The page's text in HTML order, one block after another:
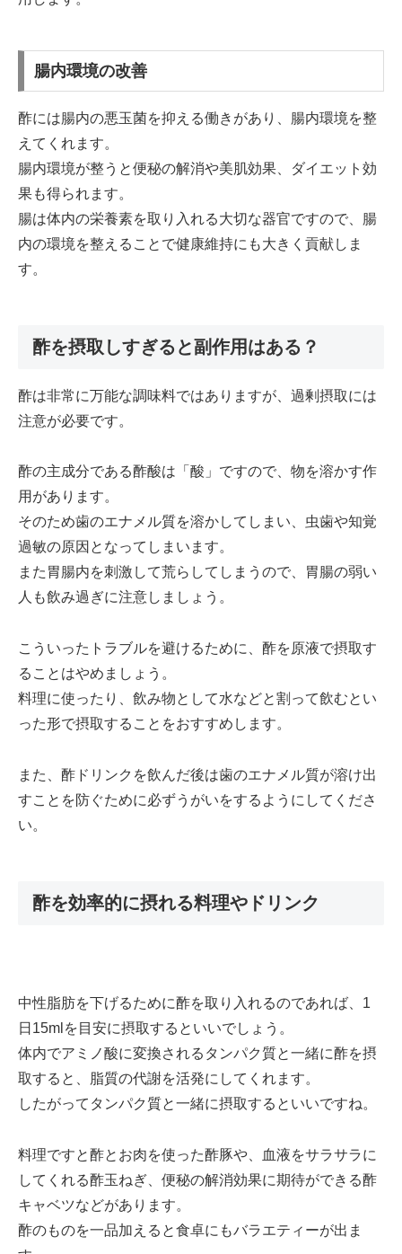
腸内環境の改善
酢には腸内の悪玉菌を抑える働きがあり、腸内環境を整
えてくれます。
腸内環境が整うと便秘の解消や美肌効果、ダイエット効
果も得られます。
腸は体内の栄養素を取り入れる大切な器官ですので、腸
内の環境を整えることで健康維持にも大きく貢献しま
す。
酢を摂取しすぎると副作用はある？
酢は非常に万能な調味料ではありますが、過剰摂取には
注意が必要です。
酢の主成分である酢酸は「酸」ですので、物を溶かす作
用があります。
そのため歯のエナメル質を溶かしてしまい、虫歯や知覚
過敏の原因となってしまいます。
また胃腸内を刺激して荒らしてしまうので、胃腸の弱い
人も飲み過ぎに注意しましょう。
こういったトラブルを避けるために、酢を原液で摂取す
ることはやめましょう。
料理に使ったり、飲み物として水などと割って飲むとい
った形で摂取することをおすすめします。
また、酢ドリンクを飲んだ後は歯のエナメル質が溶け出
すことを防ぐために必ずうがいをするようにしてくださ
い。
酢を効率的に摂れる料理やドリンク
中性脂肪を下げるために酢を取り入れるのであれば、1
日15mlを目安に摂取するといいでしょう。
体内でアミノ酸に変換されるタンパク質と一緒に酢を摂
取すると、脂質の代謝を活発にしてくれます。
したがってタンパク質と一緒に摂取するといいですね。
料理ですと酢とお肉を使った酢豚や、血液をサラサラに
してくれる酢玉ねぎ、便秘の解消効果に期待ができる酢
キャベツなどがあります。
酢のものを一品加えると食卓にもバラエティーが出ま